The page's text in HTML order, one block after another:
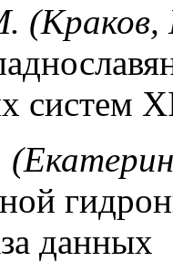
систем
данных